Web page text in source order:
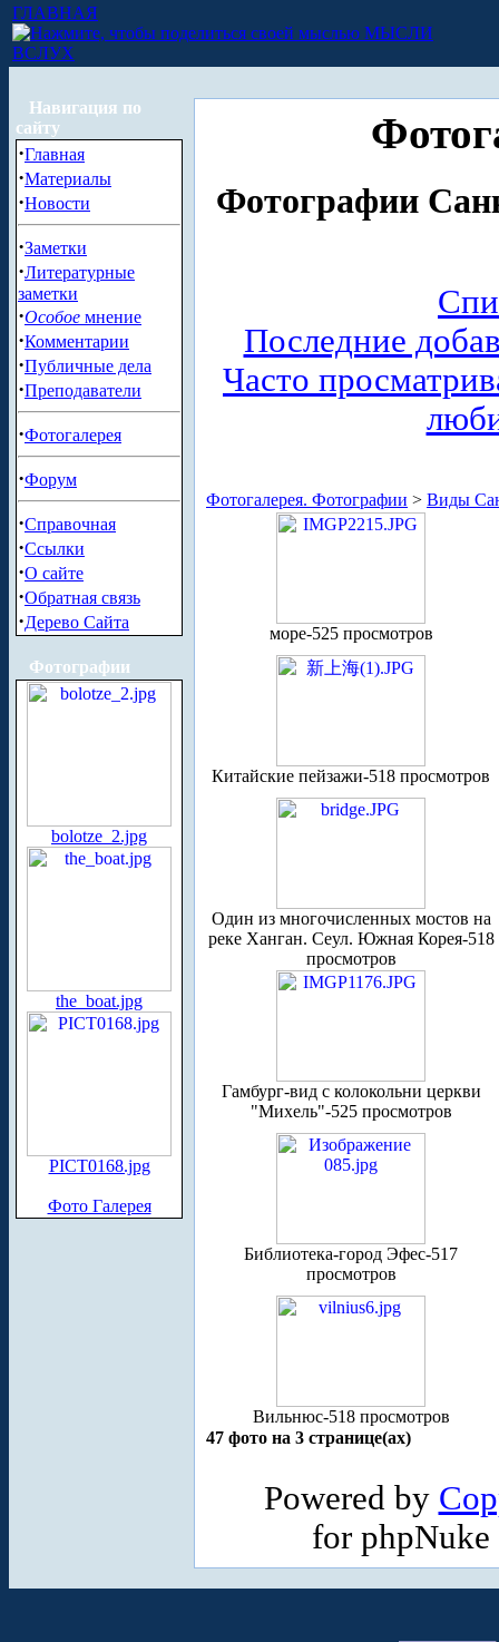
ГЛАВНАЯ
МЫСЛИ
ВСЛУХ
Навигация по
сайту
·Главная
·Материалы
·Новости
·Заметки
·Литературные
заметки
·Особое мнение
·Комментарии
·Публичные дела
·Преподаватели
·Фотогалерея
·Форум
·Справочная
·Ссылки
·О сайте
·Обратная связь
·Дерево Сайта
Фотографии
bolotze_2.jpg
the_boat.jpg
PICT0168.jpg
Фото Галерея
Фотографии
Последние
Часто
Фотогалерея. Фотографии > Виды
море-525 просмотров
Китайские пейзажи-518 просмотров
Один из многочисленных мостов на
реке Ханган. Сеул. Южная Корея-518
просмотров
Гамбург-вид с колокольни церкви
"Михель"-525 просмотров
Библиотека-город Эфес-517
просмотров
Вильнюс-518 просмотров
47 фото на 3 странице(ах)
Powered by
for